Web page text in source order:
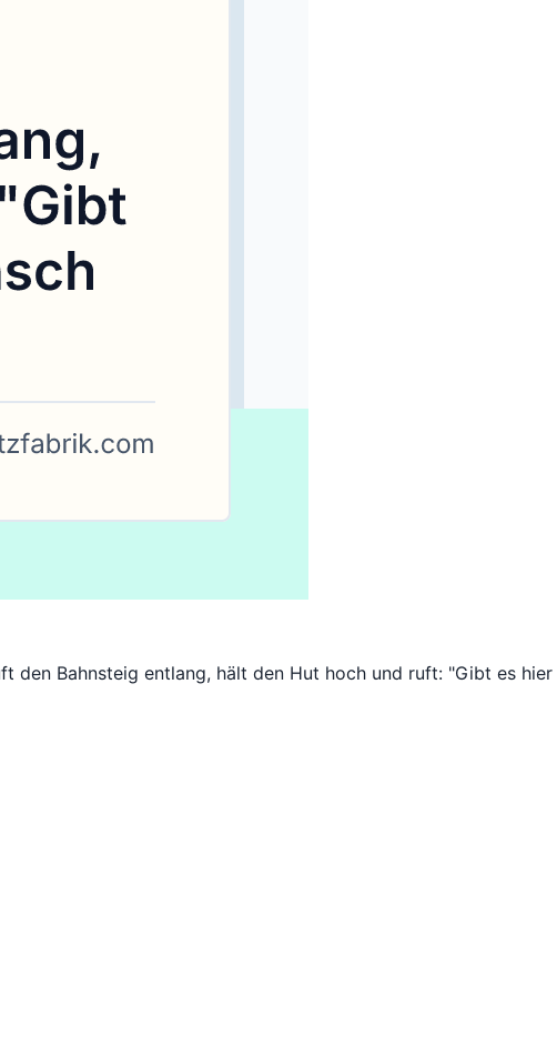
den Bahnsteig entlang, hält den Hut hoch und ruft: "Gibt es hier